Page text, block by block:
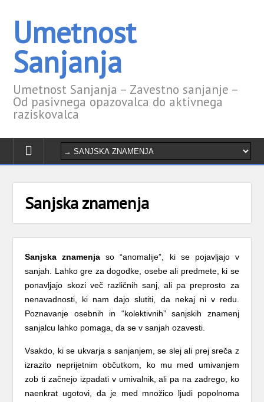
Umetnost
Sanjanja
Umetnost Sanjanja – Zavestno sanjanje –
Od pasivnega opazovalca do aktivnega
raziskovalca
Sanjska znamenja
Sanjska znamenja so “anomalije”, ki se pojavljajo v
sanjah. Lahko gre za dogodke, osebe ali predmete, ki se
ponavljajo skozi več različnih sanj, ali pa preprosto za
nenavadnosti, ki nam dajo slutiti, da nekaj ni v redu.
Poznavanje osebnih in “kolektivnih” sanjskih znamenj
sanjalcu lahko pomaga, da se v sanjah ozavesti.
Vsakdo, ki se ukvarja s sanjanjem, se slej ali prej sreča z
izrazito neprijetnim občutkom, ko mu med umivanjem
zob ti začnejo izpadati v umivalnik, ali pa na zadrego, ko
naenkrat ugotovi, da je med množico ljudi popolnoma